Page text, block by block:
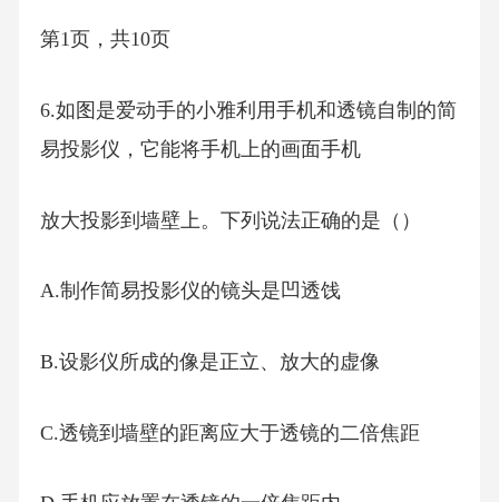
第1页，共10页
6.如图是爱动手的小雅利用手机和透镜自制的简
易投影仪，它能将手机上的画面手机
放大投影到墙壁上。下列说法正确的是（）
A.制作简易投影仪的镜头是凹透饯
B.设影仪所成的像是正立、放大的虚像
C.透镜到墙壁的距离应大于透镜的二倍焦距